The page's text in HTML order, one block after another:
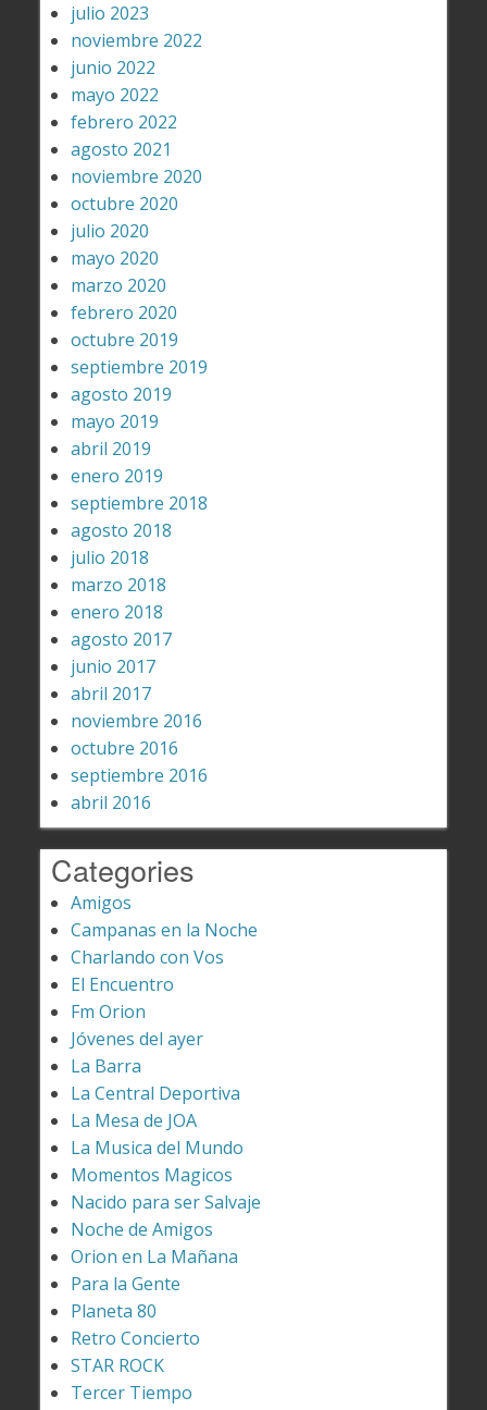
julio 2023
noviembre 2022
junio 2022
mayo 2022
febrero 2022
agosto 2021
noviembre 2020
octubre 2020
julio 2020
mayo 2020
marzo 2020
febrero 2020
octubre 2019
septiembre 2019
agosto 2019
mayo 2019
abril 2019
enero 2019
septiembre 2018
agosto 2018
julio 2018
marzo 2018
enero 2018
agosto 2017
junio 2017
abril 2017
noviembre 2016
octubre 2016
septiembre 2016
abril 2016
Categories
Amigos
Campanas en la Noche
Charlando con Vos
El Encuentro
Fm Orion
Jóvenes del ayer
La Barra
La Central Deportiva
La Mesa de JOA
La Musica del Mundo
Momentos Magicos
Nacido para ser Salvaje
Noche de Amigos
Orion en La Mañana
Para la Gente
Planeta 80
Retro Concierto
STAR ROCK
Tercer Tiempo